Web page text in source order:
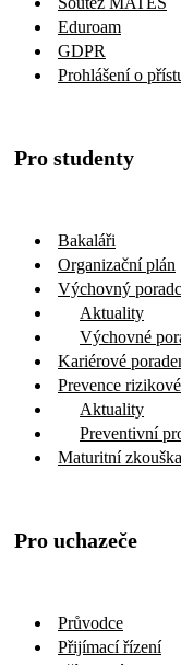
Eduroam
GDPR
Prohlášení o
Pro studenty
Bakaláři
Organizační plán
Výchovný
Aktuality
Výchovné
Kariérové
Prevence
Aktuality
Preventivní
Maturitní zkouška
Pro uchazeče
Průvodce
Přijímací řízení